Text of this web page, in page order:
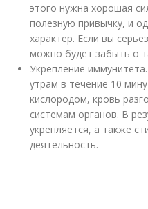
этого нужна хорошая
полезную привычку, и
характер. Если вы
можно будет забыть о
Укрепление
утрам в течение 10
кислородом, кровь
системам органов. В
укрепляется, а также
деятельность.